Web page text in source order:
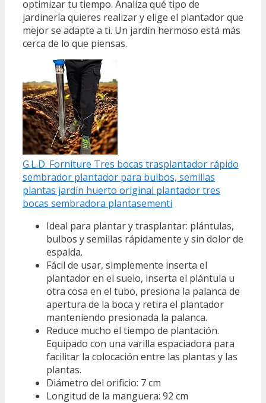
optimizar tu tiempo. Analiza qué tipo de
jardinería quieres realizar y elige el plantador que
mejor se adapte a ti. Un jardín hermoso está más
cerca de lo que piensas.
G.L.D. Forniture Tres bocas trasplantador rápido
sembrador plantador para bulbos, semillas
plantas jardín huerto original plantador tres
bocas sembradora plantasementi
Ideal para plantar y trasplantar: plántulas,
bulbos y semillas rápidamente y sin dolor de
espalda.
Fácil de usar, simplemente inserta el
plantador en el suelo, inserta el plántula u
otra cosa en el tubo, presiona la palanca de
apertura de la boca y retira el plantador
manteniendo presionada la palanca.
Reduce mucho el tiempo de plantación.
Equipado con una varilla espaciadora para
facilitar la colocación entre las plantas y las
plantas.
Diámetro del orificio: 7 cm
Longitud de la manguera: 92 cm